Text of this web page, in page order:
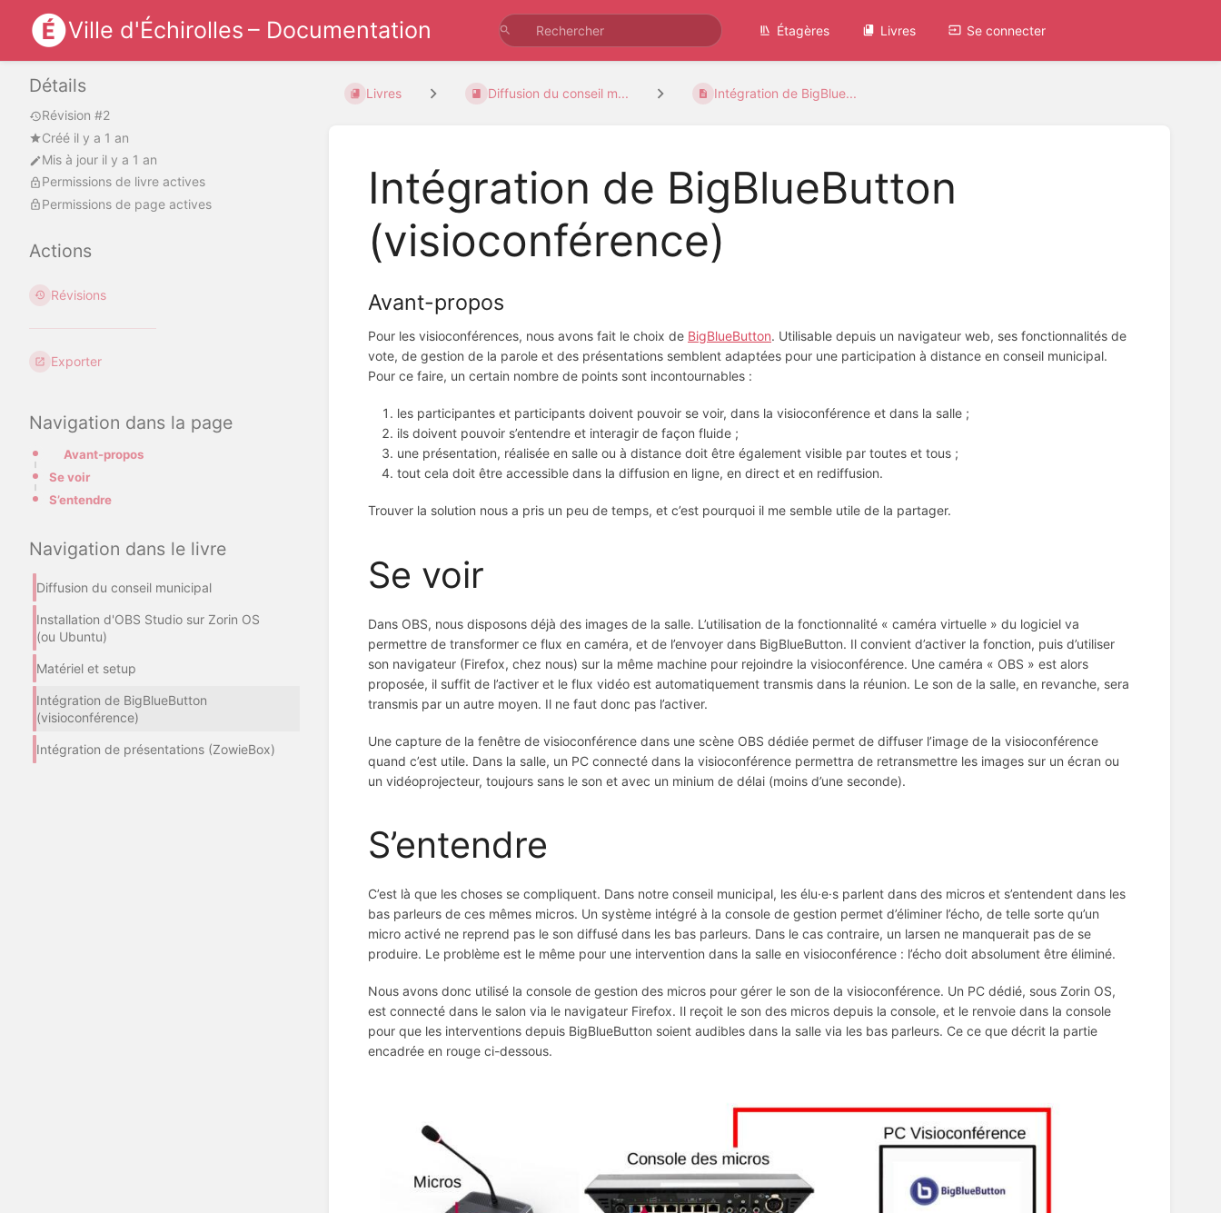
Ville d'Échirolles – Documentation Étagères Livres Se connecter
Détails
Révision #2
Créé il y a 1 an
Mis à jour il y a 1 an
Permissions de livre actives
Permissions de page actives
Actions
Révisions
Exporter
Navigation dans la page
Avant-propos
Se voir
S’entendre
Navigation dans le livre
Diffusion du conseil municipal
Installation d'OBS Studio sur Zorin OS
(ou Ubuntu)
Matériel et setup
Intégration de BigBlueButton
(visioconférence)
Intégration de présentations (ZowieBox)
Livres Diffusion du conseil m... Intégration de BigBlue...
Intégration de BigBlueButton
(visioconférence)
Avant-propos
Pour les visioconférences, nous avons fait le choix de BigBlueButton. Utilisable depuis un navigateur web, ses fonctionnalités de
vote, de gestion de la parole et des présentations semblent adaptées pour une participation à distance en conseil municipal.
Pour ce faire, un certain nombre de points sont incontournables :
les participantes et participants doivent pouvoir se voir, dans la visioconférence et dans la salle ;
ils doivent pouvoir s’entendre et interagir de façon fluide ;
une présentation, réalisée en salle ou à distance doit être également visible par toutes et tous ;
tout cela doit être accessible dans la diffusion en ligne, en direct et en rediffusion.
Trouver la solution nous a pris un peu de temps, et c’est pourquoi il me semble utile de la partager.
Se voir
Dans OBS, nous disposons déjà des images de la salle. L’utilisation de la fonctionnalité « caméra virtuelle » du logiciel va
permettre de transformer ce flux en caméra, et de l’envoyer dans BigBlueButton. Il convient d’activer la fonction, puis d’utiliser
son navigateur (Firefox, chez nous) sur la même machine pour rejoindre la visioconférence. Une caméra « OBS » est alors
proposée, il suffit de l’activer et le flux vidéo est automatiquement transmis dans la réunion. Le son de la salle, en revanche, sera
transmis par un autre moyen. Il ne faut donc pas l’activer.
Une capture de la fenêtre de visioconférence dans une scène OBS dédiée permet de diffuser l’image de la visioconférence
quand c’est utile. Dans la salle, un PC connecté dans la visioconférence permettra de retransmettre les images sur un écran ou
un vidéoprojecteur, toujours sans le son et avec un minium de délai (moins d’une seconde).
S’entendre
C’est là que les choses se compliquent. Dans notre conseil municipal, les élu·e·s parlent dans des micros et s’entendent dans les
bas parleurs de ces mêmes micros. Un système intégré à la console de gestion permet d’éliminer l’écho, de telle sorte qu’un
micro activé ne reprend pas le son diffusé dans les bas parleurs. Dans le cas contraire, un larsen ne manquerait pas de se
produire. Le problème est le même pour une intervention dans la salle en visioconférence : l’écho doit absolument être éliminé.
Nous avons donc utilisé la console de gestion des micros pour gérer le son de la visioconférence. Un PC dédié, sous Zorin OS,
est connecté dans le salon via le navigateur Firefox. Il reçoit le son des micros depuis la console, et le renvoie dans la console
pour que les interventions depuis BigBlueButton soient audibles dans la salle via les bas parleurs. Ce ce que décrit la partie
encadrée en rouge ci-dessous.